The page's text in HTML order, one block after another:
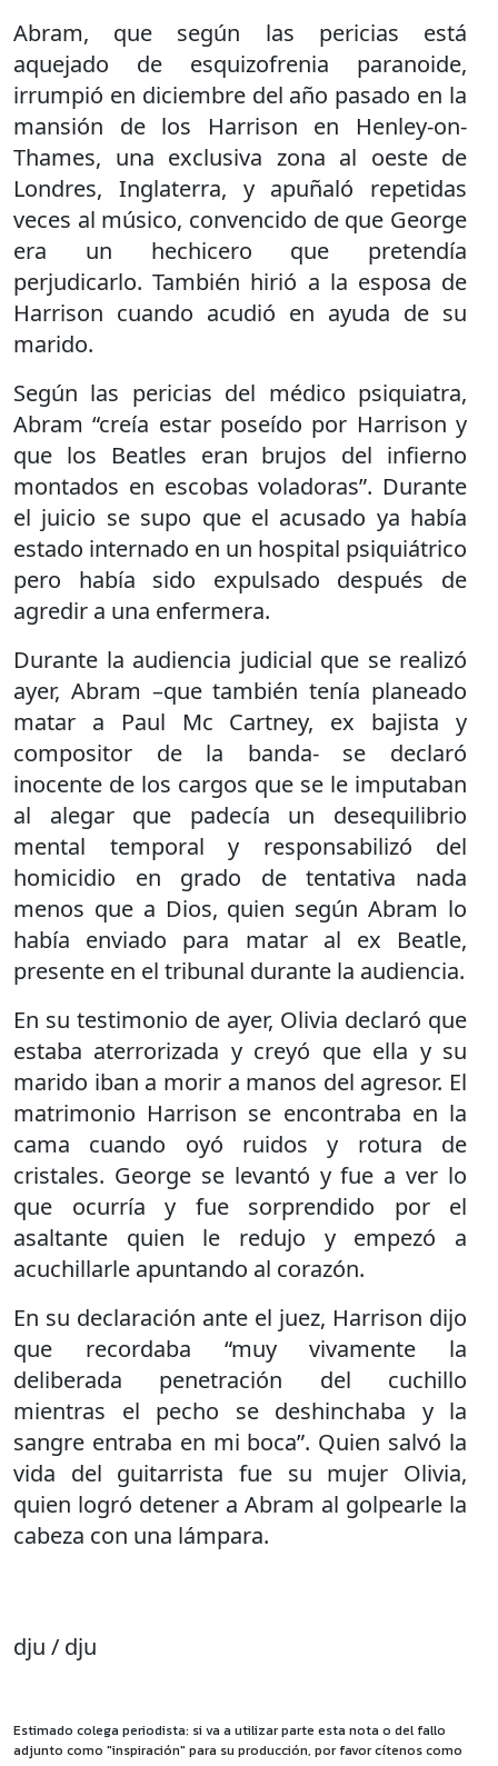
Abram, que según las pericias está
aquejado de esquizofrenia paranoide,
irrumpió en diciembre del año pasado en la
mansión de los Harrison en Henley-on-
Thames, una exclusiva zona al oeste de
Londres, Inglaterra, y apuñaló repetidas
veces al músico, convencido de que George
era un hechicero que pretendía
perjudicarlo. También hirió a la esposa de
Harrison cuando acudió en ayuda de su
marido.
Según las pericias del médico psiquiatra,
Abram “creía estar poseído por Harrison y
que los Beatles eran brujos del infierno
montados en escobas voladoras”. Durante
el juicio se supo que el acusado ya había
estado internado en un hospital psiquiátrico
pero había sido expulsado después de
agredir a una enfermera.
Durante la audiencia judicial que se realizó
ayer, Abram –que también tenía planeado
matar a Paul Mc Cartney, ex bajista y
compositor de la banda- se declaró
inocente de los cargos que se le imputaban
al alegar que padecía un desequilibrio
mental temporal y responsabilizó del
homicidio en grado de tentativa nada
menos que a Dios, quien según Abram lo
había enviado para matar al ex Beatle,
presente en el tribunal durante la audiencia.
En su testimonio de ayer, Olivia declaró que
estaba aterrorizada y creyó que ella y su
marido iban a morir a manos del agresor. El
matrimonio Harrison se encontraba en la
cama cuando oyó ruidos y rotura de
cristales. George se levantó y fue a ver lo
que ocurría y fue sorprendido por el
asaltante quien le redujo y empezó a
acuchillarle apuntando al corazón.
En su declaración ante el juez, Harrison dijo
que recordaba “muy vivamente la
deliberada penetración del cuchillo
mientras el pecho se deshinchaba y la
sangre entraba en mi boca”. Quien salvó la
vida del guitarrista fue su mujer Olivia,
quien logró detener a Abram al golpearle la
cabeza con una lámpara.
dju / dju
Estimado colega periodista: si va a utilizar parte esta nota o del fallo
adjunto como "inspiración" para su producción, por favor cítenos como